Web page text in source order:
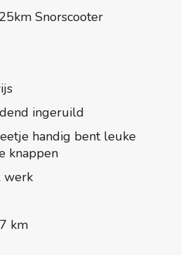
Snorscooter
ingeruild
handig bent leuke
knappen
werk
km